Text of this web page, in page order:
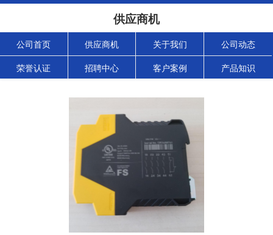
供应商机
公司首页 供应商机 关于我们 公司动态
荣誉认证 招聘中心 客户案例 产品知识